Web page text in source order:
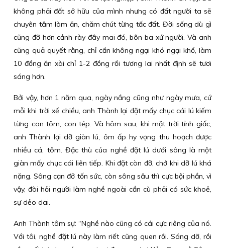
không phải đất sở hữu của mình nhưng có đất người ta sẽ
chuyên tâm làm ăn, chăm chút từng tấc đất. Đời sống dù gì
cũng đỡ hơn cảnh rày đây mai đó, bôn ba xứ người. Và anh
cũng quả quyết rằng, chỉ cần không ngại khó ngại khổ, làm
10 đồng ăn xài chỉ 1-2 đồng rồi tương lai nhất định sẽ tươi
sáng hơn.
Bởi vậy, hơn 1 năm qua, ngày nắng cũng như ngày mưa, cứ
mỗi khi trời xế chiều, anh Thành lại đặt mấy chục cái lú kiếm
từng con tôm, con tép. Và hôm sau, khi mặt trời tỉnh giấc,
anh Thành lại dỡ giàn lú, ôm ấp hy vọng thu hoạch được
nhiều cá, tôm. Đặc thù của nghề đặt lú dưới sông là một
giàn mấy chục cái liên tiếp. Khi đặt còn đỡ, chớ khi dỡ lú khá
nặng. Sông cạn đỡ tốn sức, còn sông sâu thì cực bội phần, vì
vậy, đòi hỏi người làm nghề ngoài cần cù phải có sức khoẻ,
sự dẻo dai.
Anh Thành tâm sự: “Nghề nào cũng có cái cực riêng của nó.
Với tôi, nghề đặt lú này làm riết cũng quen rồi. Sáng dỡ, rồi